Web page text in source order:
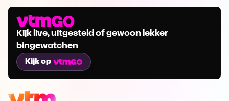
Kijk live, uitgesteld of gewoon lekker
bingewatchen
Kijk op